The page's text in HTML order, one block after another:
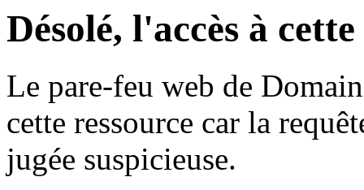
Désolé, l'accès à
Le pare-feu web de
cette ressource car la
jugée suspicieuse.